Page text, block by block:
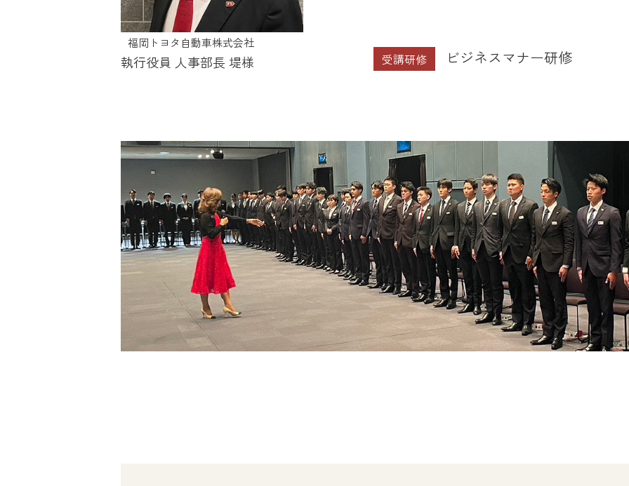
福岡トヨタ自動車株式会社
執行役員 人事部長 堤様 受講研修 ビジネスマナー研修